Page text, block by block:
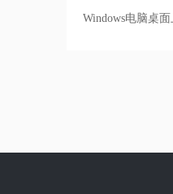
Windows电脑桌